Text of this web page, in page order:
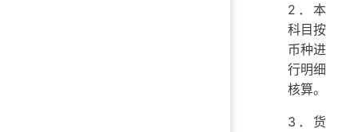
2．本
科目按
币种进
行明细
核算。
3．货